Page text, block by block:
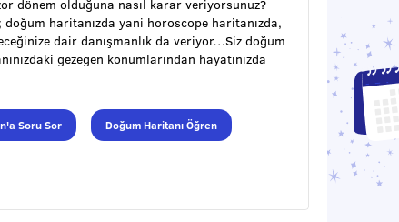
dönem olduğuna nasıl karar veriyorsunuz?
haritanızda yani horoscope haritanızda,
dair danışmanlık da veriyor…Siz doğum
gezegen konumlarından hayatınızda
Soru Sor Doğum Haritanı Öğren